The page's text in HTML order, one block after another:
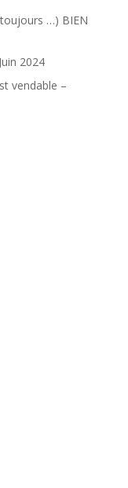
toujours …) BIEN
2024
vendable –